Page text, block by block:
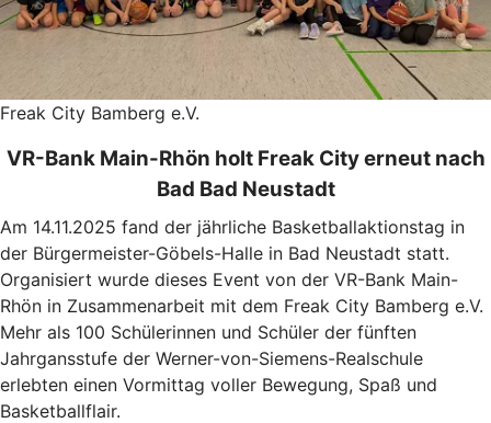
Freak City Bamberg e.V.
VR-Bank Main-Rhön holt Freak City erneut nach
Bad Bad Neustadt
Am 14.11.2025 fand der jährliche Basketballaktionstag in
der Bürgermeister-Göbels-Halle in Bad Neustadt statt.
Organisiert wurde dieses Event von der VR-Bank Main-
Rhön in Zusammenarbeit mit dem Freak City Bamberg e.V.
Mehr als 100 Schülerinnen und Schüler der fünften
Jahrgansstufe der Werner-von-Siemens-Realschule
erlebten einen Vormittag voller Bewegung, Spaß und
Basketballflair.